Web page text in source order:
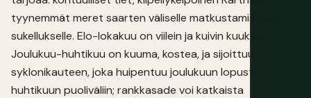
tyynemmät meret saarten väliselle matkustamiselle ja
sukellukselle. Elo-lokakuu on viilein ja kuivin kuukausi.
Joulukuu-huhtikuu on kuuma, kostea, ja sijoittuu
syklonikauteen, joka huipentuu joulukuun lopusta
huhtikuun puoliväliin; rankkasade voi katkaista